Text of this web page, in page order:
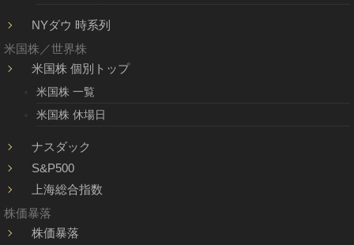
NYダウ 時系列
米国株／世界株
米国株 個別トップ
米国株 一覧
米国株 休場日
ナスダック
S&P500
上海総合指数
株価暴落
株価暴落